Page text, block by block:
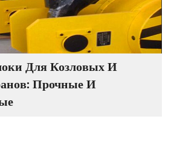
Для Козловых И
Прочные И